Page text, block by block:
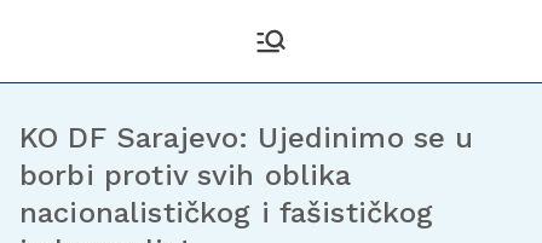
KO DF Sarajevo: Ujedinimo se u
borbi protiv svih oblika
nacionalističkog i fašističkog